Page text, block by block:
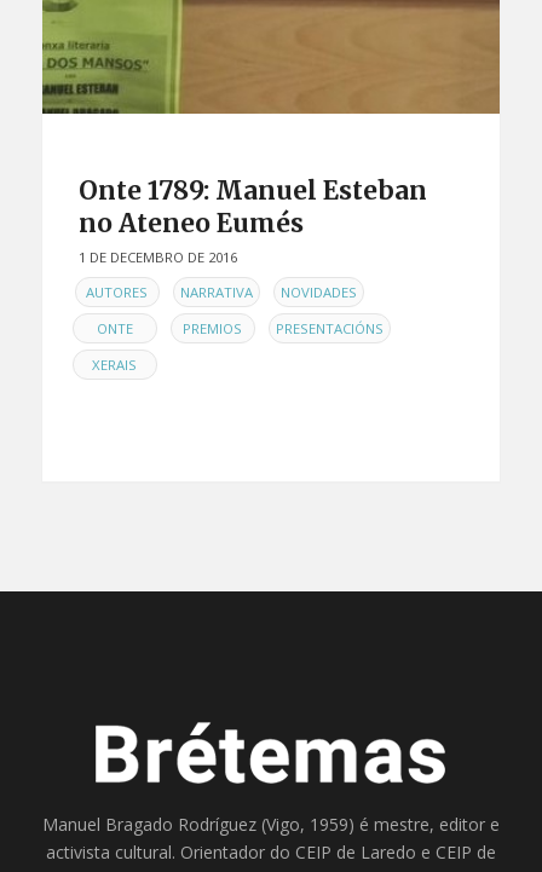
Onte 1789: Manuel Esteban
no Ateneo Eumés
1 DE DECEMBRO DE 2016
ENAUTORES , NARRATIVA , NOVIDADES ,
ONTE , PREMIOS , PRESENTACIÓNS ,
XERAIS
Manuel Bragado Rodríguez (Vigo, 1959) é mestre, editor e
activista cultural. Orientador do CEIP de Laredo e CEIP de